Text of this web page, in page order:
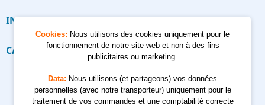
INFORMATIONS 
CALCULATEUR
Cookies: Nous utilisons des cookies uniquement pour le
fonctionnement de notre site web et non à des fins
publicitaires ou marketing.
Data: Nous utilisons (et partageons) vos données
personnelles (avec notre transporteur) uniquement pour le
traitement de vos commandes et une comptabilité correcte